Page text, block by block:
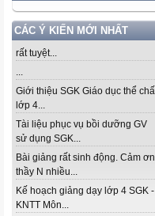
CÁC Ý KIẾN MỚI NHẤT
rất tuyệt...
...
Giới thiệu SGK Giáo dục thể
lớp 4...
Tài liệu phục vụ bồi dưỡng GV
sử dụng SGK...
Bài giảng rất sinh động. Cảm ơn
thầy N nhiều...
Kế hoạch giảng dạy lớp 4 SGK -
KNTT Môn...